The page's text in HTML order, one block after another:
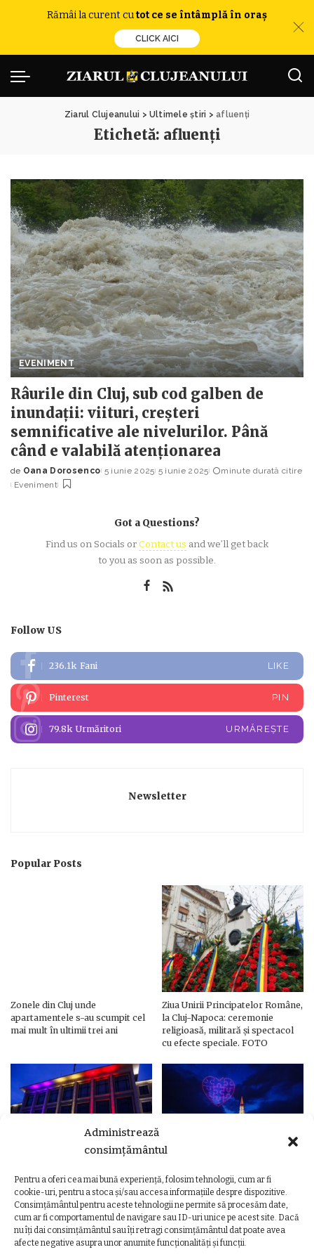
Administrează
consimțământul
Pentru a oferi cea mai bună experiență, folosim tehnologii, cum ar fi
cookie-uri, pentru a stoca și/sau accesa informațiile despre dispozitive.
Consimțământul pentru aceste tehnologii ne permite să procesăm date,
cum ar fi comportamentul de navigare sau ID-uri unice pe acest site. Dacă
nu îți dai consimțământul sau îți retragi consimțământul dat poate avea
afecte negative asupra unor anumite funcționalități și funcții.
Rămâi la curent cutot ce se întâmplă în oraș
CLICK AICI
Ziarul Clujeanului >Ultimele știri >afluenți
Etichetă: afluenți
EVENIMENT
Râurile din Cluj, sub cod galben de
inundații: viituri, creșteri
semnificative ale nivelurilor. Până
când e valabilă atenționarea
Posted
by
de Oana Dorosenco 5 iunie 2025 5 iunie 2025
minute durată citire
Eveniment
Got a Questions?
Find us on Socials orContact us and we’ll get back
to you as soon as possible.
Follow US
236.1k Fani LIKE
Pinterest PIN
79.8k Urmăritori URMĂREȘTE
Newsletter
Popular Posts
Zonele din Cluj unde
apartamentele s-au scumpit cel
mai mult în ultimii trei ani
Ziua Unirii Principatelor Române,
la Cluj-Napoca: ceremonie
religioasă, militară și spectacol
cu efecte speciale. FOTO
Ziua Unirii Principatelor Române
– Clădiri și poduri din Cluj,
iluminate în culorile drapelului
Ziua Unirii la Cluj-Napoca.
Programul complet al
evenimentelor